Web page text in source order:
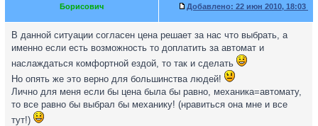
Борисович Добавлено: 22 июн 2010, 18:03
В данной ситуации согласен цена решает за нас что выбрать, а
именно если есть возможность то доплатить за автомат и
наслаждаться комфортной ездой, то так и сделать
Но опять же это верно для большинства людей!
Лично для меня если бы цена была бы равно, механика=автомату,
то все равно бы выбрал бы механику! (нравиться она мне и все
тут!)